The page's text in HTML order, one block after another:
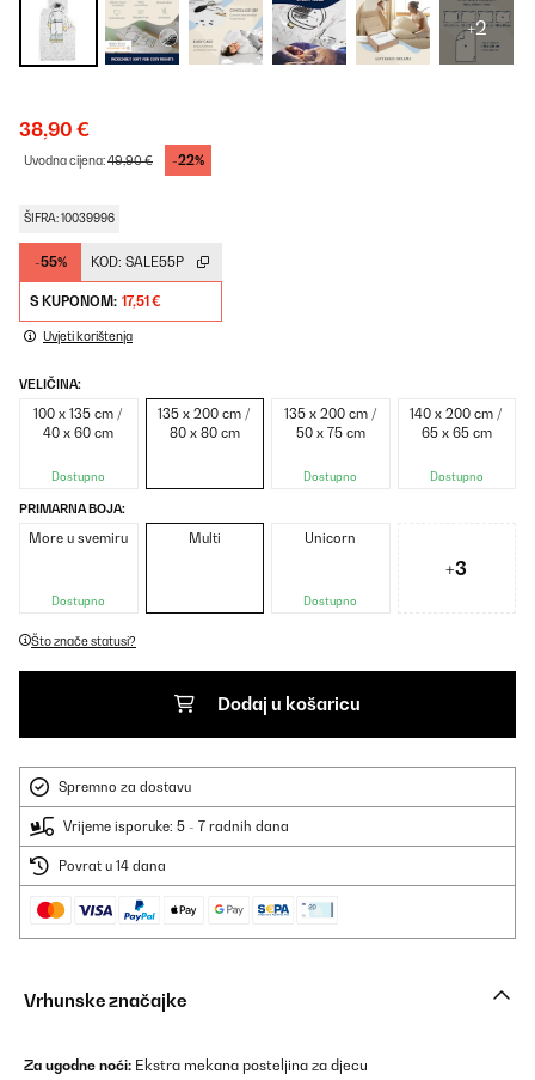
+2
38,90 €
Uvodna cijena:49,90 € -22%
ŠIFRA: 10039996
-55% KOD: SALE55P
S KUPONOM: 17,51 €
Uvjeti korištenja
VELIČINA:
100 x 135 cm /
40 x 60 cm
Dostupno
135 x 200 cm /
80 x 80 cm
135 x 200 cm /
50 x 75 cm
Dostupno
140 x 200 cm /
65 x 65 cm
Dostupno
PRIMARNA BOJA:
More u svemiru
Dostupno
Multi Unicorn
Dostupno
+3
Što znače statusi?
Dodaj u košaricu
Spremno za dostavu
Vrijeme isporuke: 5 - 7 radnih dana
Povrat u 14 dana
Vrhunske značajke
Za ugodne noći: Ekstra mekana posteljina za djecu